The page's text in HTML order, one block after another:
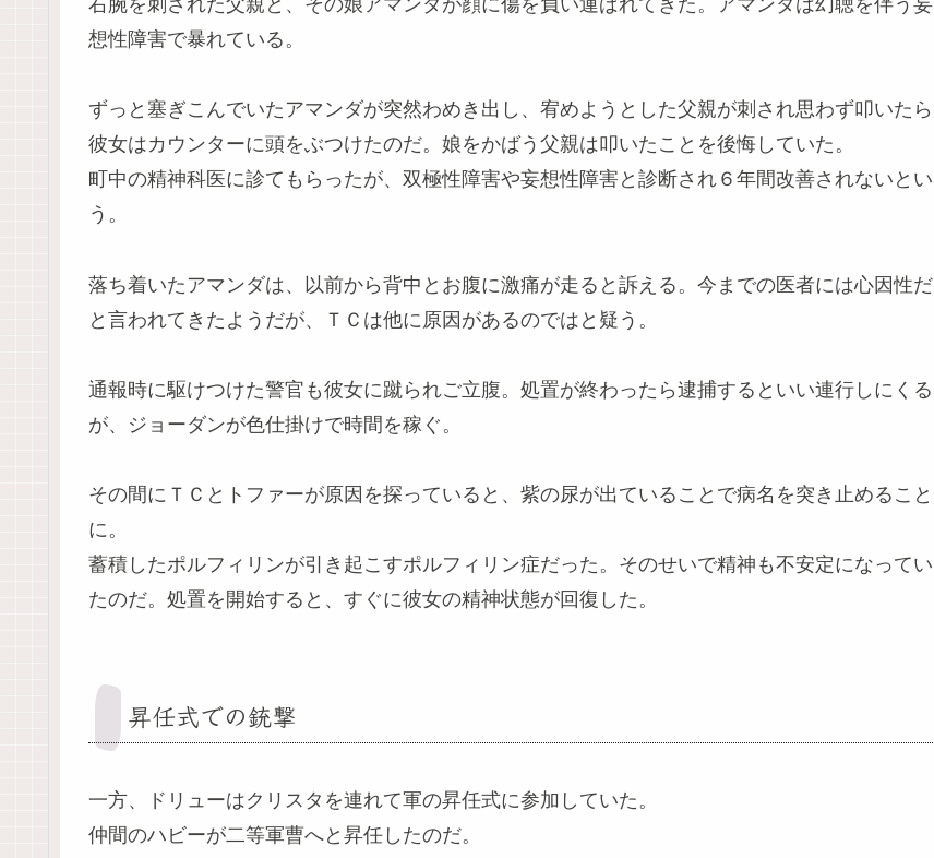
想性障害で暴れている。
ずっと塞ぎこんでいたアマンダが突然わめき出し、宥めようとした父親が刺され思わず叩いたら
彼女はカウンターに頭をぶつけたのだ。娘をかばう父親は叩いたことを後悔していた。
町中の精神科医に診てもらったが、双極性障害や妄想性障害と診断され６年間改善されないとい
う。
落ち着いたアマンダは、以前から背中とお腹に激痛が走ると訴える。今までの医者には心因性だ
と言われてきたようだが、ＴＣは他に原因があるのではと疑う。
通報時に駆けつけた警官も彼女に蹴られご立腹。処置が終わったら逮捕するといい連行しにくる
が、ジョーダンが色仕掛けで時間を稼ぐ。
その間にＴＣとトファーが原因を探っていると、紫の尿が出ていることで病名を突き止めること
に。
蓄積したポルフィリンが引き起こすポルフィリン症だった。そのせいで精神も不安定になってい
たのだ。処置を開始すると、すぐに彼女の精神状態が回復した。
昇任式での銃撃
一方、ドリューはクリスタを連れて軍の昇任式に参加していた。
仲間のハビーが二等軍曹へと昇任したのだ。